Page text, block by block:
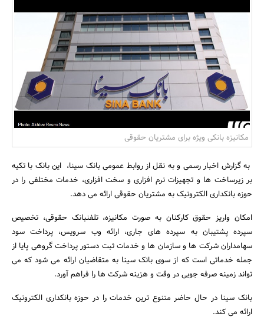
بانک، بیمه و سرمایه
مسکن و ساختمان
مکانیزه بانکی ویژه برای مشتریان حقوقی
به گزارش اخبار رسمی و به نقل از روابط عمومی بانک سینا، این بانک با تکیه
بر زیرساخت ها و تجهیزات نرم افزاری و سخت افزاری، خدمات مختلفی را در
حوزه بانکداری الکترونیک به مشتریان حقوقی ارائه می دهد.
امکان واریز حقوق کارکنان به صورت مکانیزه، تلفنبانک حقوقی، تخصیص
سپرده پشتیبان به سپرده های جاری، ارائه وب سرویس، پرداخت سود
سهامداران شرکت ها و سازمان ها و خدمات ثبت دستور پرداخت گروهی پایا از
جمله خدماتی است که از سوی بانک سینا به متقاضیان ارائه می شود که می
تواند زمینه صرفه جویی در وقت و هزینه شرکت ها را فراهم آورد.
بانک سینا در حال حاضر متنوع ترین خدمات را در حوزه بانکداری الکترونیک
ارائه می کند.